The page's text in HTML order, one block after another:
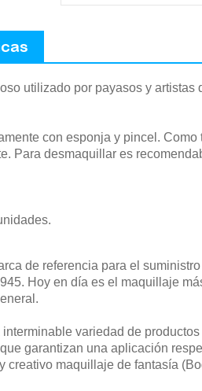
utilizado por payasos y
con esponja y pincel.
Para desmaquillar es
de referencia para el
Hoy en día es el maquillaje
variedad de
garantizan una aplicación
creativo maquillaje de fantasía